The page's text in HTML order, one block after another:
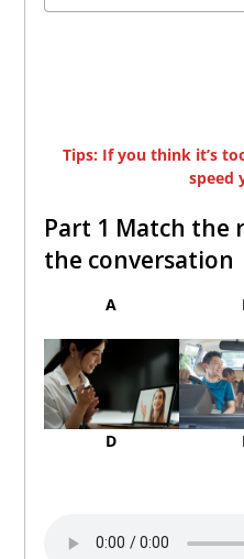
Tips: If you think it’s
speed
Part 1 Match
the conversation
A
D